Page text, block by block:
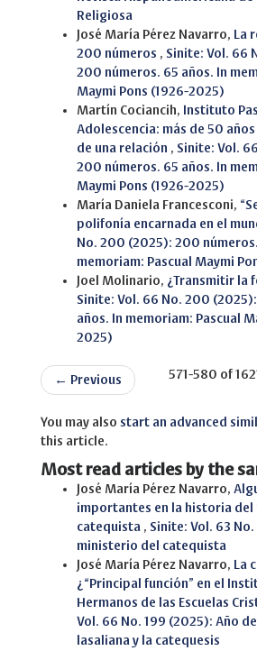
Religiosa
José María Pérez Navarro,
La
200 números , Sinite: Vol. 66
200 números. 65 años. In
Maymi Pons (1926-2025)
Martín Cociancih, Instituto
Adolescencia: más de 50
de una relación , Sinite: Vol.
200 números. 65 años. In
Maymi Pons (1926-2025)
María Daniela Francesconi,
polifonía encarnada en el
No. 200 (2025): 200
memoriam: Pascual Maymi
Joel Molinario, ¿Transmitir la
Sinite: Vol. 66 No. 200
años. In memoriam: Pascual
2025)
← Previous 571-580 of 1621
You may also start an advanced
this article.
Most read articles by the
José María Pérez Navarro,
importantes en la historia del
catequista , Sinite: Vol. 63 No.
ministerio del catequista
José María Pérez Navarro,
La
¿“Principal función” en el
Hermanos de las Escuelas
Vol. 66 No. 199 (2025): Año
lasaliana y la catequesis